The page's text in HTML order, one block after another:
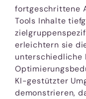
fortgeschrittene
Tools Inhalte
erleichtern sie
unterschiedliche
KI-gestützter
demonstrieren,